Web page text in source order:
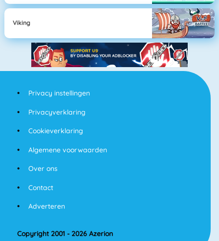
Viking
Privacy instellingen
Privacyverklaring
Cookieverklaring
Algemene voorwaarden
Over ons
Contact
Adverteren
Copyright 2001 - 2026 Azerion